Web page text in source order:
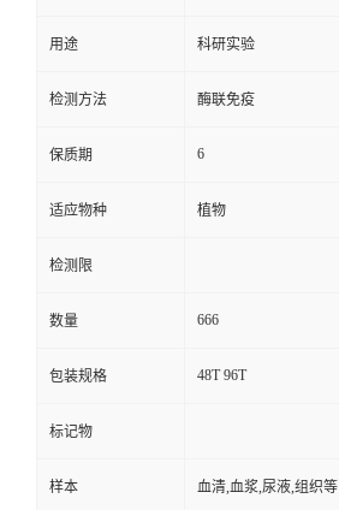
用途 科研实验
检测方法 酶联免疫
保质期 6
适应物种 植物
检测限
数量 666
包装规格 48T 96T
标记物
样本 血清,血浆,尿液,组织等